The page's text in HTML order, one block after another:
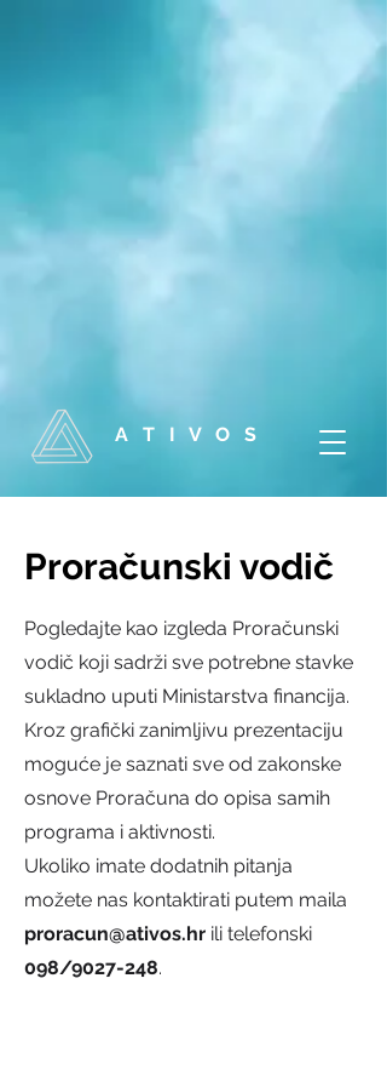
A T I V O S
Proračunski vodič
Pogledajte kao izgleda Proračunski
vodič koji sadrži sve potrebne stavke
sukladno uputi Ministarstva financija.
Kroz grafički zanimljivu prezentaciju
moguće je saznati sve od zakonske
osnove Proračuna do opisa samih
programa i aktivnosti.
Ukoliko imate dodatnih pitanja
možete nas kontaktirati putem maila
proracun@ativos.hr ili telefonski
098/9027-248.